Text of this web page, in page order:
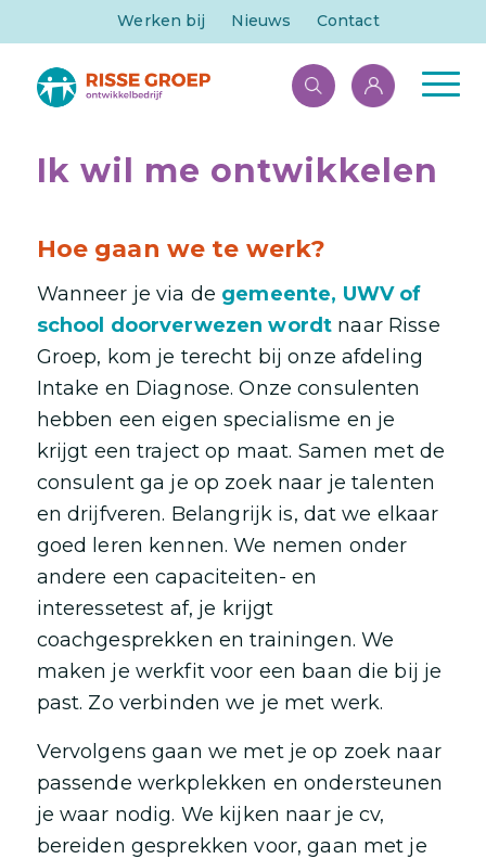
Werken bij Nieuws Contact
Ik wil me ontwikkelen
Hoe gaan we te werk?
Wanneer je via de gemeente, UWV of
school doorverwezen wordt naar Risse
Groep, kom je terecht bij onze afdeling
Intake en Diagnose. Onze consulenten
hebben een eigen specialisme en je
krijgt een traject op maat. Samen met de
consulent ga je op zoek naar je talenten
en drijfveren. Belangrijk is, dat we elkaar
goed leren kennen. We nemen onder
andere een capaciteiten- en
interessetest af, je krijgt
coachgesprekken en trainingen. We
maken je werkfit voor een baan die bij je
past. Zo verbinden we je met werk.
Vervolgens gaan we met je op zoek naar
passende werkplekken en ondersteunen
je waar nodig. We kijken naar je cv,
bereiden gesprekken voor, gaan met je